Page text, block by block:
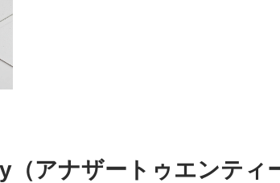
アナザートゥエンティ